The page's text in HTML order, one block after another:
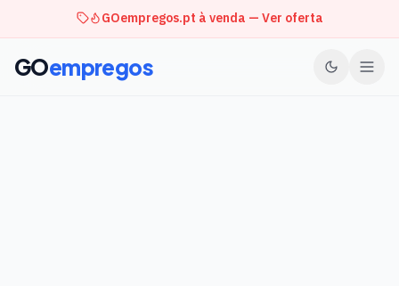
GOempregos.pt à venda — Ver oferta
GOempregos